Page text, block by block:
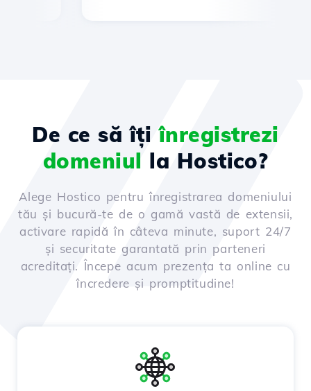
De ce să îțiînregistrezi
domeniul la Hostico?
Alege Hostico pentru înregistrarea domeniului
tău și bucură-te de o gamă vastă de extensii,
activare rapidă în câteva minute, suport 24/7
și securitate garantată prin parteneri
acreditați. Începe acum prezența ta online cu
încredere și promptitudine!